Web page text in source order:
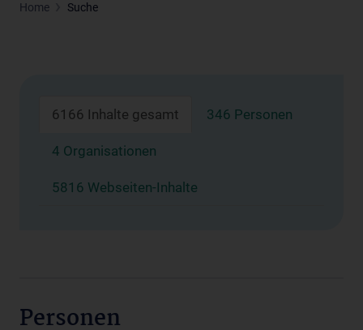
Home Suche
6166 Inhalte gesamt 346 Personen
4 Organisationen
5816 Webseiten-Inhalte
Personen